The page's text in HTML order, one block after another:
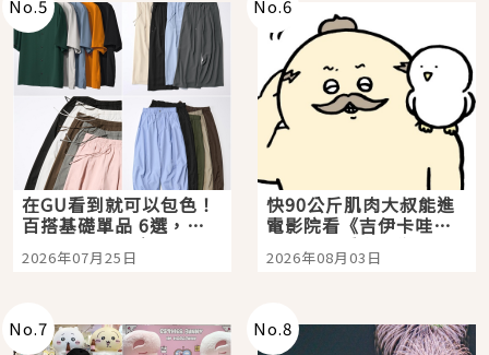
No.5
在GU看到就可以包色！
百搭基礎單品 6選，閉
眼全收也不心疼
2026年07月25日
No.6
快90公斤肌肉大叔能進
電影院看《吉伊卡哇》
嗎？日本重金屬樂團
「打首」會長與nagano
2026年08月03日
No.7 No.8